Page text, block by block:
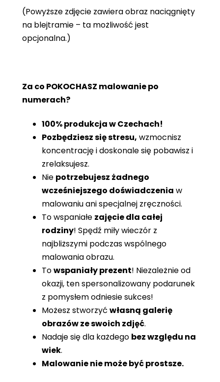
(Powyższe zdjęcie zawiera obraz naciągnięty
na blejtramie – ta możliwość jest
opcjonalna.)
Za co POKOCHASZ malowanie po
numerach?
100% produkcja w Czechach!
Pozbędziesz się stresu, wzmocnisz
koncentrację i doskonale się pobawisz i
zrelaksujesz.
Nie potrzebujesz żadnego
wcześniejszego doświadczenia w
malowaniu ani specjalnej zręczności.
To wspaniałe zajęcie dla całej
rodziny! Spędź miły wieczór z
najbliższymi podczas wspólnego
malowania obrazu.
Towspaniały prezent! Niezależnie od
okazji, ten spersonalizowany podarunek
z pomysłem odniesie sukces!
Możesz stworzyć własną galerię
obrazów ze swoich zdjęć.
Nadaje się dla każdego bez względu na
wiek.
Malowanie nie może być prostsze.